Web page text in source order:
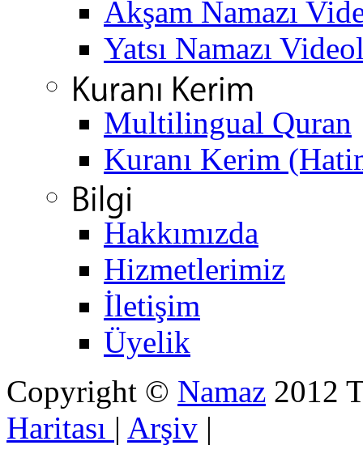
Akşam Namazı
Yatsı Namazı
Multilingual Quran
Kuranı Kerim
Hakkımızda
Hizmetlerimiz
İletişim
Üyelik
Copyright © Namaz 2012
Haritası | Arşiv |